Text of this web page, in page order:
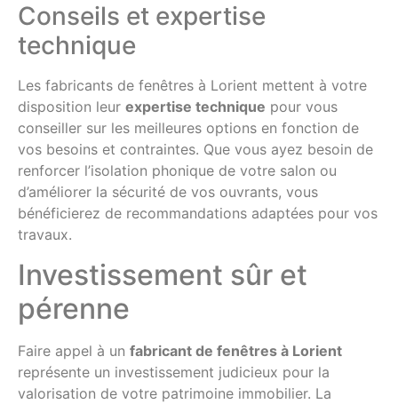
Conseils et expertise
technique
Les fabricants de fenêtres à Lorient mettent à votre
disposition leur expertise technique pour vous
conseiller sur les meilleures options en fonction de
vos besoins et contraintes. Que vous ayez besoin de
renforcer l’isolation phonique de votre salon ou
d’améliorer la sécurité de vos ouvrants, vous
bénéficierez de recommandations adaptées pour vos
travaux.
Investissement sûr et
pérenne
Faire appel à un fabricant de fenêtres à Lorient
représente un investissement judicieux pour la
valorisation de votre patrimoine immobilier. La